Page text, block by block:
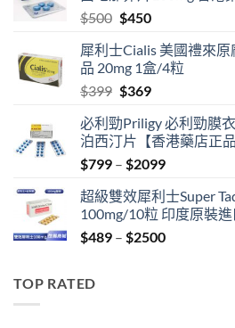
$500 Original
was:
$500.
$450Current
is:
$450.
犀利士Cialis 美國禮來
品 20mg 1盒/4粒
$399 Original
was:
$399.
$369Current
is:
$369.
必利勁Priligy 必利勁膜
泊西汀片【香港藥店正品
$799 – $2099Price
$799
through
$2099
超級雙效犀利士Super
100mg/10粒 印度原裝進
$489 – $2500Price
TOP RATED